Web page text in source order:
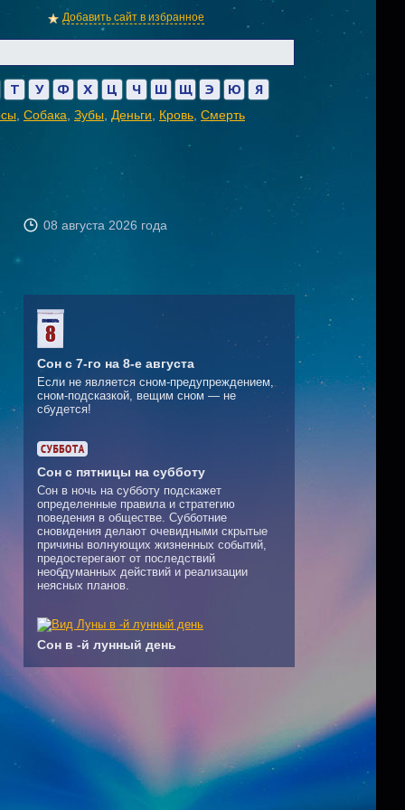
Добавить сайт в избранное
Т У Ф Х Ц Ч Ш Щ Э Ю Я
Собака Зубы Деньги Кровь Смерть
08 августа 2026 года
Сон с 7-го на 8-е августа
Если не является сном-предупреждением,
сном-подсказкой, вещим сном — не
сбудется!
Сон с пятницы на субботу
Сон в ночь на субботу подскажет
определенные правила и стратегию
поведения в обществе. Субботние
сновидения делают очевидными скрытые
причины волнующих жизненных событий,
предостерегают от последствий
необдуманных действий и реализации
неясных планов.
Сон в -й лунный день